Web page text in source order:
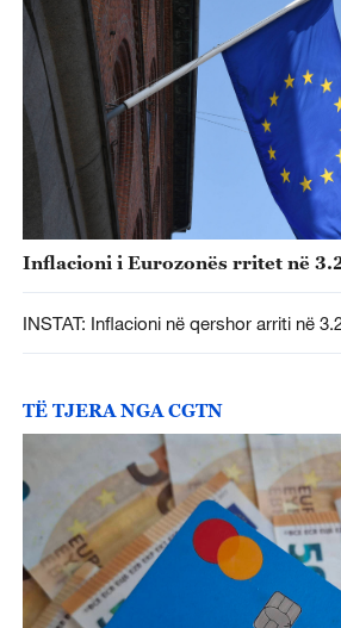
Inflacioni i Eurozonës rritet në
INSTAT: Inflacioni në qershor arriti në
TË TJERA NGA CGTN